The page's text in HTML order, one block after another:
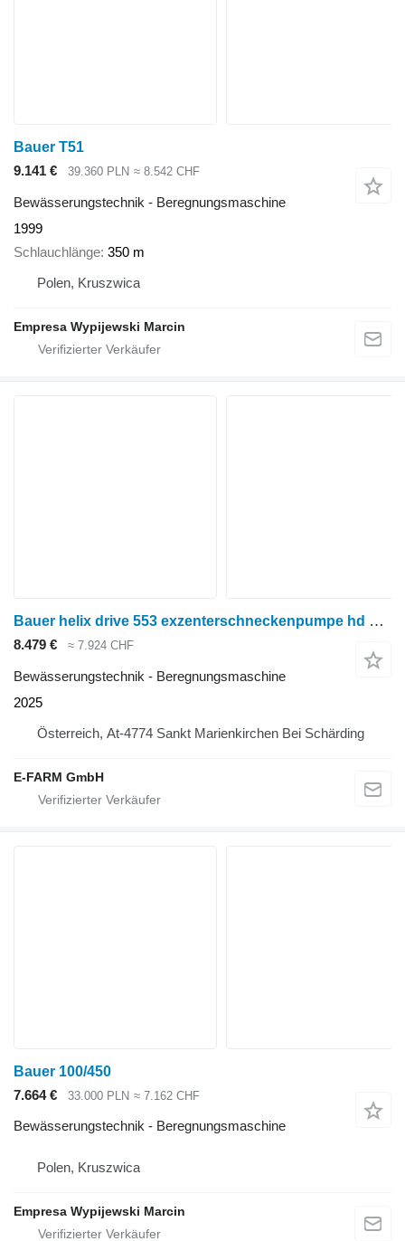
Bauer T51
9.141 €
39.360 PLN ≈ 8.542 CHF
Bewässerungstechnik - Beregnungsmaschine
1999
Schlauchlänge 350 m
Polen, Kruszwica
Empresa Wypijewski Marcin
Bauer helix drive 553 exzenterschneckenpumpe hd 100
8.479 € ≈ 7.924 CHF
Bewässerungstechnik - Beregnungsmaschine
2025
Österreich, At-4774 Sankt Marienkirchen Bei Schärding
E-FARM GmbH
Bauer 100/450
7.664 €
33.000 PLN ≈ 7.162 CHF
Bewässerungstechnik - Beregnungsmaschine
Polen, Kruszwica
Empresa Wypijewski Marcin